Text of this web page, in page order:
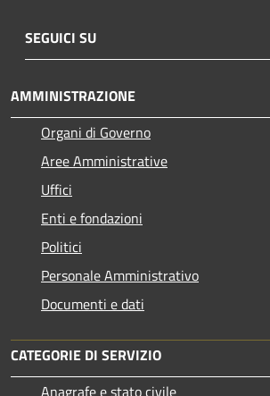
SEGUICI SU
AMMINISTRAZIONE
Organi di Governo
Aree Amministrative
Uffici
Enti e fondazioni
Politici
Personale Amministrativo
Documenti e dati
CATEGORIE DI SERVIZIO